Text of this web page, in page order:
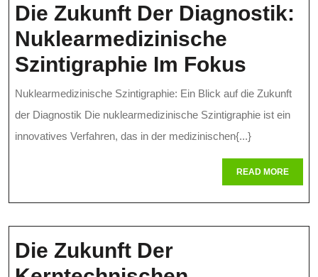
Die Zukunft Der Diagnostik:
Nuklearmedizinische
Szintigraphie Im Fokus
Der
Nuklearmedizinische Szintigraphie: Ein Blick auf die Zukunft
der Diagnostik Die nuklearmedizinische Szintigraphie ist ein
innovatives Verfahren, das in der medizinischen{...}
READ MOREREAD
MORE
Die Zukunft Der